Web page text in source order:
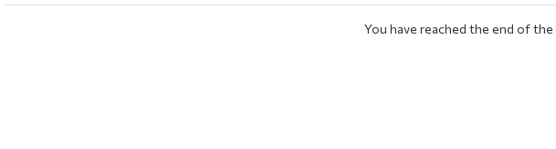
You have reached the end of